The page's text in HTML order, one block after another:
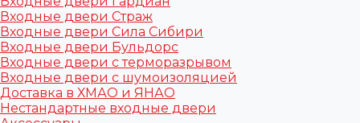
Входные двери Страж
Входные двери Сила Сибири
Входные двери Бульдорс
Входные двери с терморазрывом
Входные двери с шумоизоляцией
Доставка в ХМАО и ЯНАО
Нестандартные входные двери